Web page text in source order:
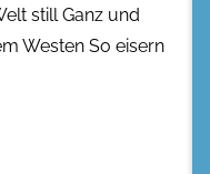
still Ganz und
Westen So eisern